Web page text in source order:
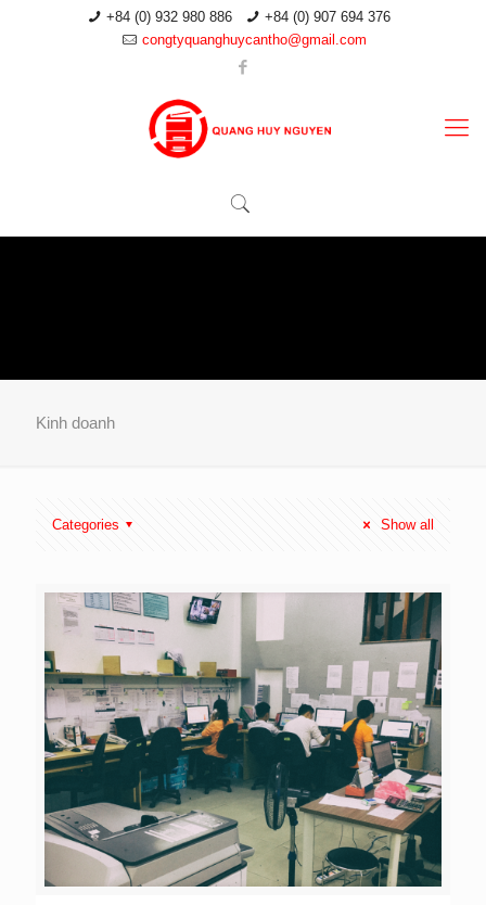
+84 (0) 932 980 886
+84 (0) 907 694 376
congtyquanghuycantho@gmail.com
Kinh doanh
Categories Show all